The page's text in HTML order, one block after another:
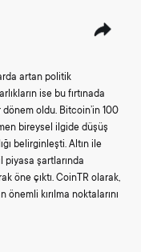
artan politik
ise bu fırtınada
oldu. Bitcoin’in 100
bireysel ilgide düşüş
belirginleşti. Altın ile
piyasa şartlarında
öne çıktı. CoinTR olarak,
kırılma noktalarını